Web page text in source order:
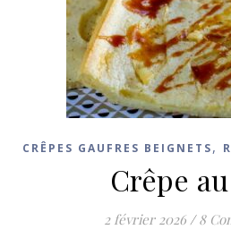
CRÊPES GAUFRES BEIGNETS,
Crêpe
2 février 2026 / 8